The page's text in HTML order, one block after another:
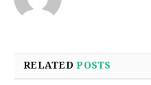
RELATEDPOSTS